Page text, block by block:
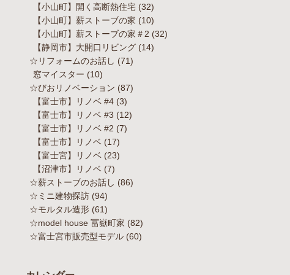
【小山町】開く高断熱住宅 (32)
【小山町】薪ストーブの家 (10)
【小山町】薪ストーブの家＃2 (32)
【静岡市】大開口リビング (14)
☆リフォームのお話し (71)
窓マイスター (10)
☆びおリノベーション (87)
【富士市】リノベ #4 (3)
【富士市】リノベ #3 (12)
【富士市】リノベ #2 (7)
【富士市】リノベ (17)
【富士宮】リノベ (23)
【沼津市】リノベ (7)
☆薪ストーブのお話し (86)
☆ミニ建物探訪 (94)
☆モルタル造形 (61)
☆model house 冨嶽町家 (82)
☆富士宮市販売型モデル (60)